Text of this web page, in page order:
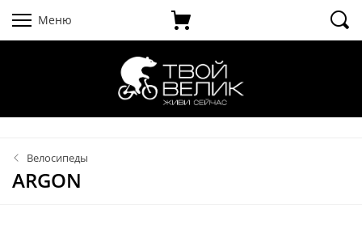
Меню
Велосипеды
ARGON